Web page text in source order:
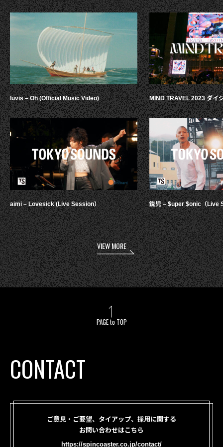
luvis – Oh (Official Music Video)
aimi – Lovesick (Live Session）
MIND TRAVEL 2023 ダイ
鋭児 – $uper $onic（Live
VIEW MORE
PAGE to TOP
CONTACT
ご意見・ご要望、タイアップ、採用に関する
お問い合わせはこちら
https://spincoaster.co.jp/contact/